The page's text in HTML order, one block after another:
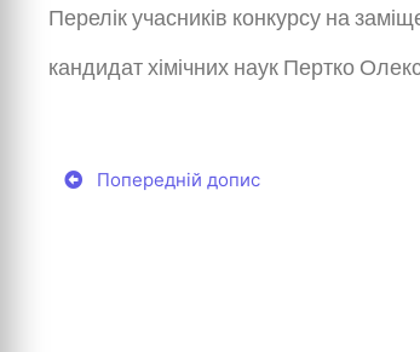
Перелік учасників конкурсу на
кандидат хімічних наук Пертко
Попередній допис